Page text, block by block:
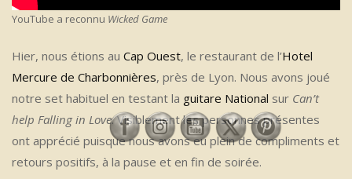
YouTube a reconnu Wicked Game
Hier, nous étions au Cap Ouest, le restaurant de l’Hotel
Mercure de Charbonnières, près de Lyon. Nous avons joué
notre set habituel en testant la guitare National sur Can’t
help Falling in Love. Visiblement les personnes présentes
ont apprécié puisque nous avons eu plein de compliments et
retours positifs, à la pause et en fin de soirée.